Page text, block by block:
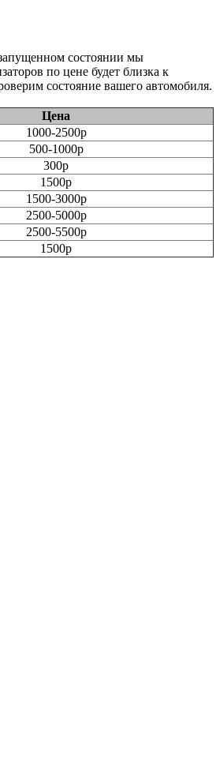
состоянии мы
по цене будет близка к
состояние вашего автомобиля.
Цена
1000-2500р
500-1000р
300р
1500р
1500-3000р
2500-5000р
2500-5500р
1500р